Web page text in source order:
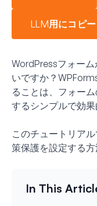
LLM用にコピー
WordPressフォー
いですか？
ることは、フォー
するシンプルで効果
このチュートリア
策保護を設定する方